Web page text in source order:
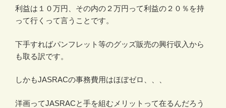
利益は１０万円、その内の２万円って利益の２０％を持
って行くって言うことです。
下手すればパンフレット等のグッズ販売の興行収入から
も取る訳です。
しかもJASRACの事務費用はほぼゼロ、、、
洋画ってJASRACと手を組むメリットって在るんだろう